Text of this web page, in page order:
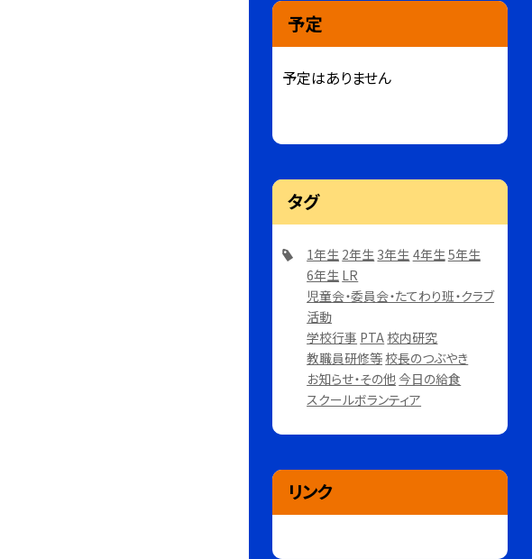
予定
予定はありません
タグ
1年生 2年生 3年生 4年生 5年生
6年生 LR
児童会・委員会・たてわり班・クラブ
活動
学校行事 PTA 校内研究
教職員研修等 校長のつぶやき
お知らせ・その他 今日の給食
スクールボランティア
リンク